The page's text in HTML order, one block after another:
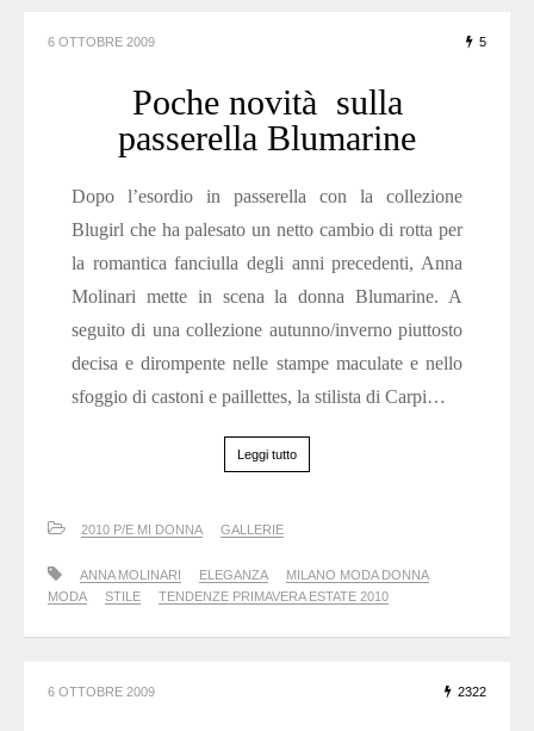
6 OTTOBRE 2009 5
Poche novità sulla
passerella Blumarine
Dopo l’esordio in passerella con la collezione
Blugirl che ha palesato un netto cambio di rotta per
la romantica fanciulla degli anni precedenti, Anna
Molinari mette in scena la donna Blumarine. A
seguito di una collezione autunno/inverno piuttosto
decisa e dirompente nelle stampe maculate e nello
sfoggio di castoni e paillettes, la stilista di Carpi…
Leggi tutto
2010 P/E MI DONNA GALLERIE
ANNA MOLINARI ELEGANZA
MILANO MODA DONNA
MODA
STILE TENDENZE PRIMAVERA ESTATE 2010
6 OTTOBRE 2009 2322